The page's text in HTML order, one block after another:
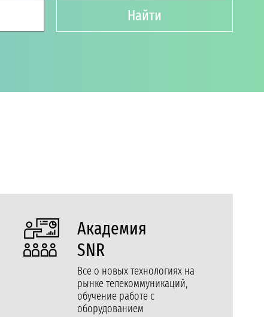
Найти
Академия
SNR
Все о новых технологиях на
рынке телекоммуникаций,
обучение работе с
оборудованием